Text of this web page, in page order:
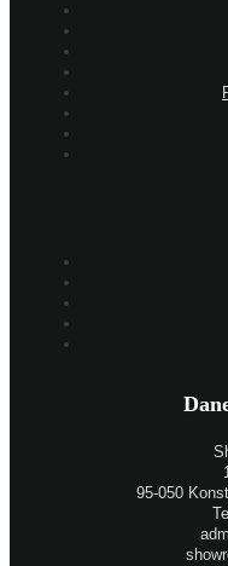
95-050